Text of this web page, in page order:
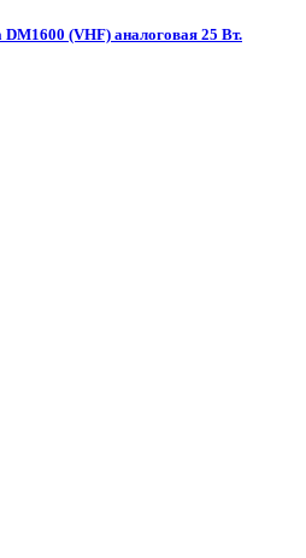
(VHF) аналоговая 25 Вт.